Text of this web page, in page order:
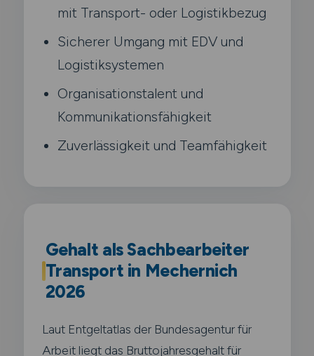
mit Transport- oder Logistikbezug
Sicherer Umgang mit EDV und
Logistiksystemen
Organisationstalent und
Kommunikationsfähigkeit
Zuverlässigkeit und Teamfähigkeit
Gehalt als Sachbearbeiter
Transport in Mechernich
2026
Laut Entgeltatlas der Bundesagentur für
Arbeit liegt das Bruttojahresgehalt für